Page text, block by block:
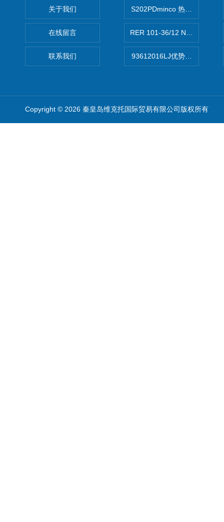
关于我们
在线留言
联系我们
S202PDminco 热电阻
RER 101-36/12 NHH离心
93612016LJ优势供应美国
Copyright © 2026 秦皇岛维克托国际贸易有限公司版权所有